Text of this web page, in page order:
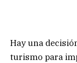
Hay una
turismo para